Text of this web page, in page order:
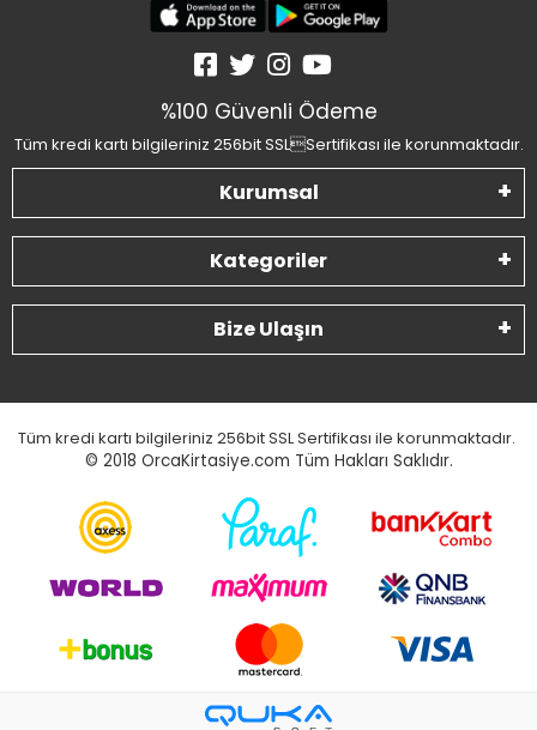
%100 Güvenli Ödeme
Tüm kredi kartı bilgileriniz 256bit SSLSertifikası ile korunmaktadır.
Kurumsal
Kategoriler
Bize Ulaşın
Tüm kredi kartı bilgileriniz 256bit SSL Sertifikası ile korunmaktadır.
© 2018 OrcaKirtasiye.com Tüm Hakları Saklıdır.